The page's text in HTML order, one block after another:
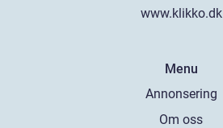
www.klikko.dk
Menu
Annonsering
Om oss